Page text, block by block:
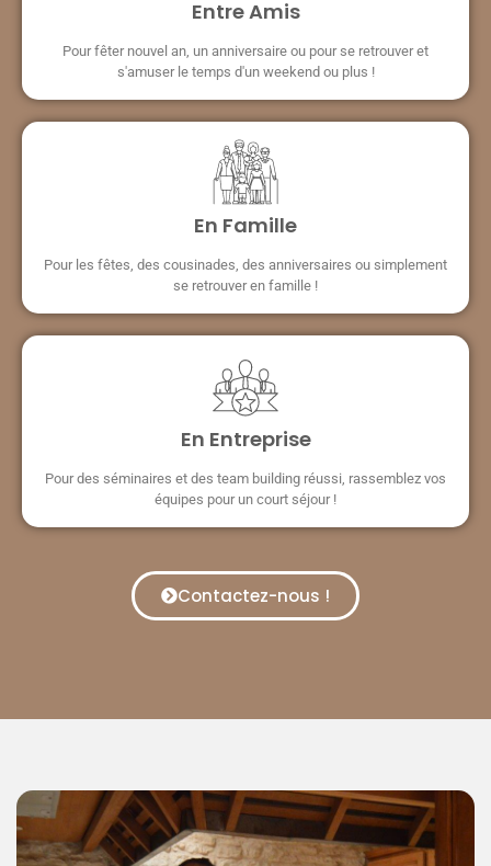
Entre Amis
Pour fêter nouvel an, un anniversaire ou pour se retrouver et
s'amuser le temps d'un weekend ou plus !
En Famille
Pour les fêtes, des cousinades, des anniversaires ou simplement
se retrouver en famille !
En Entreprise
Pour des séminaires et des team building réussi, rassemblez vos
équipes pour un court séjour !
Contactez-nous !